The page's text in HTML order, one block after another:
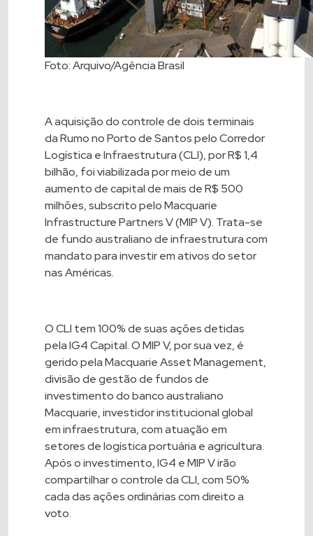
Foto: Arquivo/Agência Brasil
A aquisição do controle de dois terminais
da Rumo no Porto de Santos pelo Corredor
Logística e Infraestrutura (CLI), por R$ 1,4
bilhão, foi viabilizada por meio de um
aumento de capital de mais de R$ 500
milhões, subscrito pelo Macquarie
Infrastructure Partners V (MIP V). Trata-se
de fundo australiano de infraestrutura com
mandato para investir em ativos do setor
nas Américas.
O CLI tem 100% de suas ações detidas
pela IG4 Capital. O MIP V, por sua vez, é
gerido pela Macquarie Asset Management,
divisão de gestão de fundos de
investimento do banco australiano
Macquarie, investidor institucional global
em infraestrutura, com atuação em
setores de logística portuária e agricultura.
Após o investimento, IG4 e MIP V irão
compartilhar o controle da CLI, com 50%
cada das ações ordinárias com direito a
voto.